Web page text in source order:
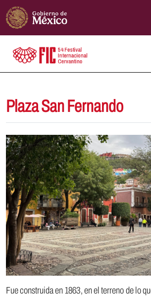
Plaza San Fernando
Fue construida en 1863, en el terreno de lo